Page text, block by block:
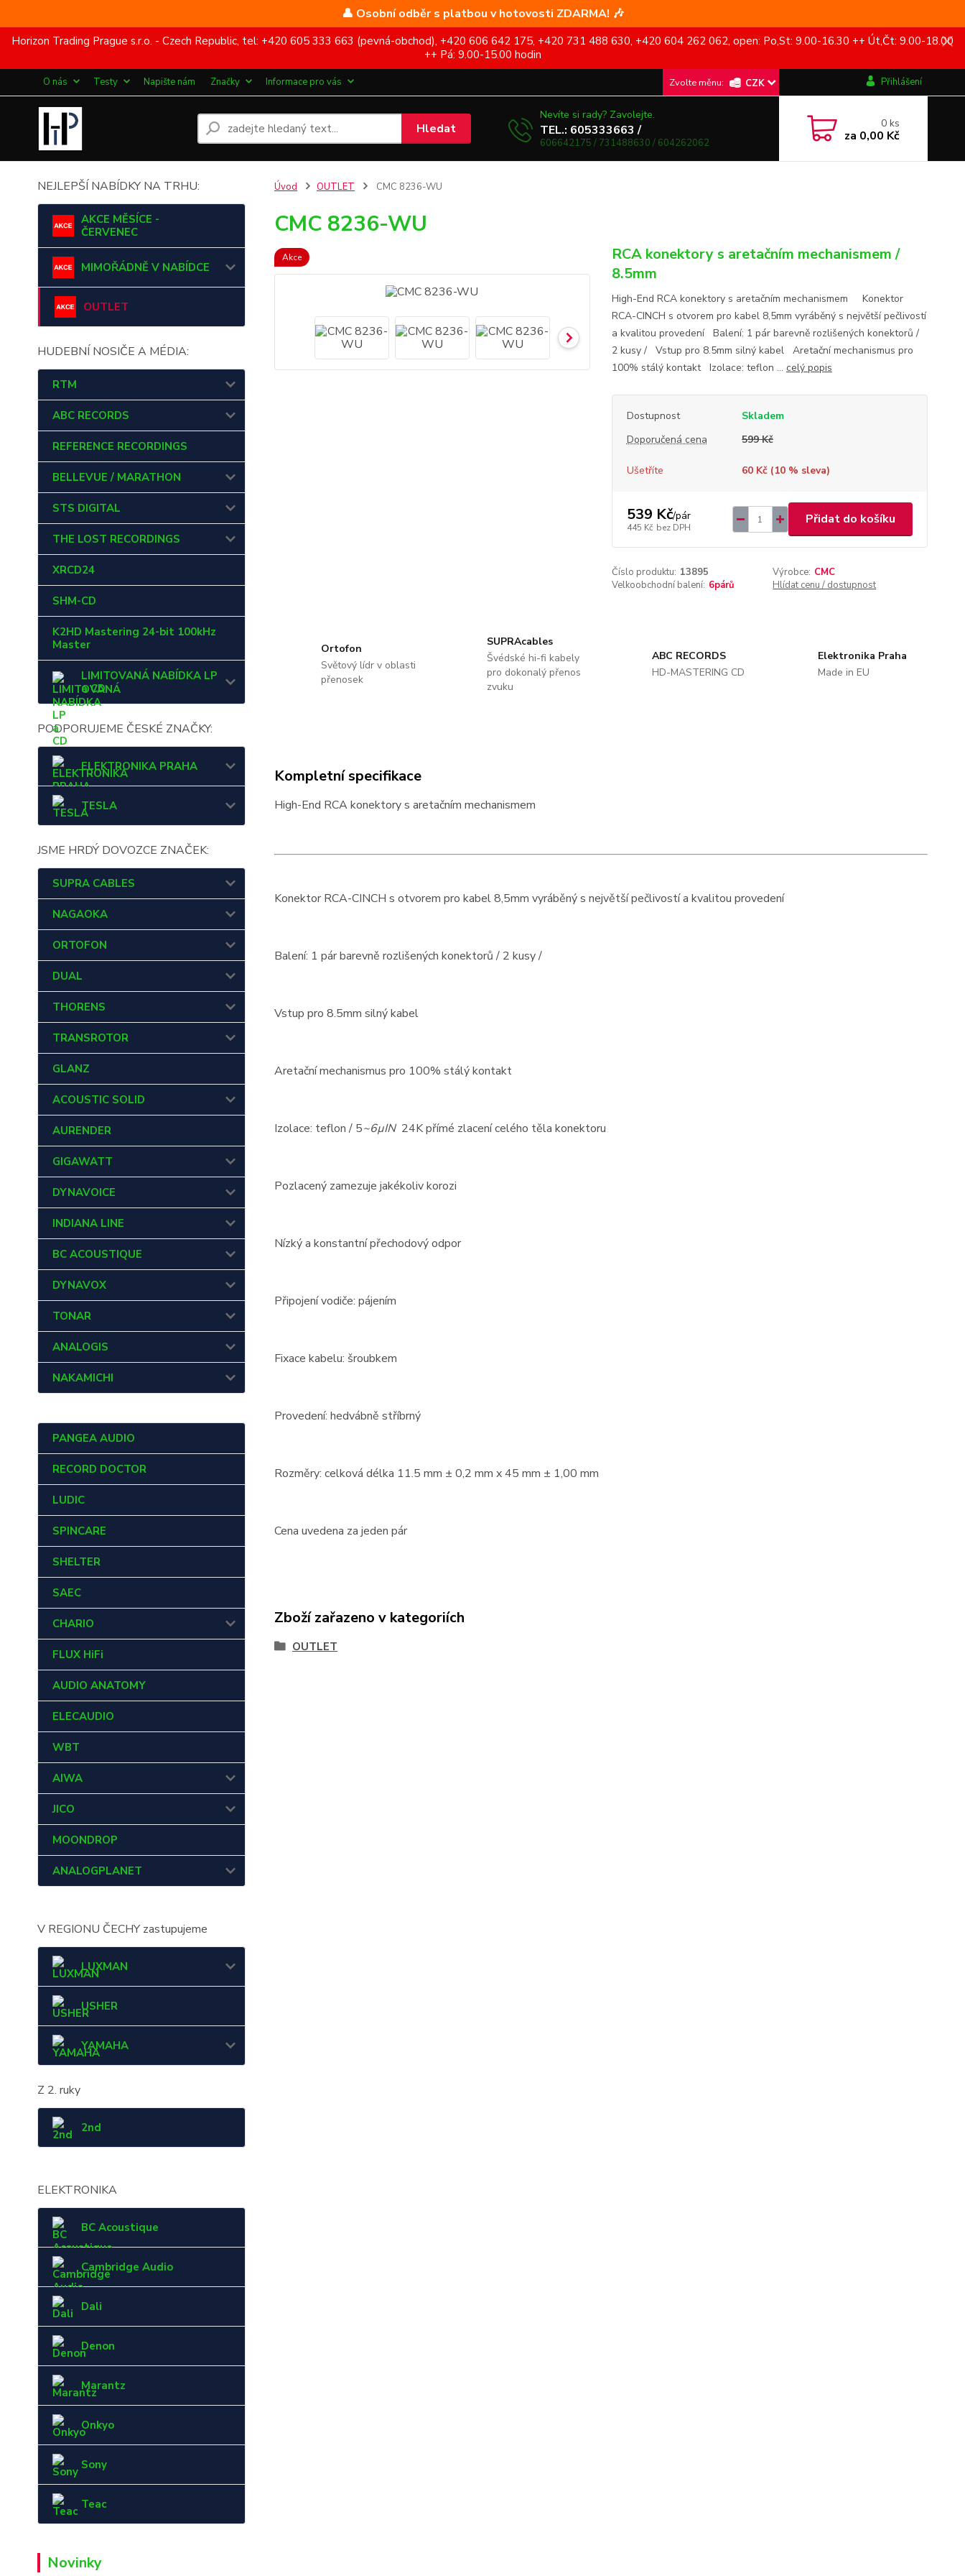
👤 Osobní odběr s platbou v hotovosti ZDARMA! 🎶
Horizon Trading Prague s.r.o. - Czech Republic, tel: +420 605 333 663 (pevná-obchod), +420 606 642 175, +420 731 488 630, +420 604 262 062, open: Po,St: 9.00-16.30 ++ Út,Čt: 9.00-18.00
++ Pá: 9.00-15.00 hodin
O nás Testy Napište nám Značky Informace pro vás CZK Přihlášení
Hledat
Nevíte si rady? Zavolejte.
TEL.: 605333663 /
606642175 / 731488630 / 604262062
0ks
za 0,00 Kč
NEJLEPŠÍ NABÍDKY NA TRHU:
AKCE MĚSÍCE -
ČERVENEC
MIMOŘÁDNĚ V NABÍDCE
OUTLET
HUDEBNÍ NOSIČE A MÉDIA:
RTM
ABC RECORDS
REFERENCE RECORDINGS
BELLEVUE / MARATHON
STS DIGITAL
THE LOST RECORDINGS
XRCD24
SHM-CD
K2HD Mastering 24-bit 100kHz
Master
LIMITOVANÁ NABÍDKA LP
a CD
PODPORUJEME ČESKÉ ZNAČKY:
ELEKTRONIKA PRAHA
TESLA
JSME HRDÝ DOVOZCE ZNAČEK:
SUPRA CABLES
NAGAOKA
ORTOFON
DUAL
THORENS
TRANSROTOR
GLANZ
ACOUSTIC SOLID
AURENDER
GIGAWATT
DYNAVOICE
INDIANA LINE
BC ACOUSTIQUE
DYNAVOX
TONAR
ANALOGIS
NAKAMICHI
PANGEA AUDIO
RECORD DOCTOR
LUDIC
SPINCARE
SHELTER
SAEC
CHARIO
FLUX HiFi
AUDIO ANATOMY
ELECAUDIO
WBT
AIWA
JICO
MOONDROP
ANALOGPLANET
V REGIONU ČECHY zastupujeme
LUXMAN
USHER
YAMAHA
Z 2. ruky
2nd
ELEKTRONIKA
BC Acoustique
Cambridge Audio
Dali
Denon
Marantz
Onkyo
Sony
Teac
Novinky
Úvod OUTLET CMC 8236-WU
CMC 8236-WU
Akce
RCA konektory s aretačním mechanismem /
8.5mm
High-End RCA konektory s aretačním mechanismem Konektor
RCA-CINCH s otvorem pro kabel 8,5mm vyráběný s největší pečlivostí
a kvalitou provedení Balení: 1 pár barevně rozlišených konektorů /
2 kusy / Vstup pro 8.5mm silný kabel Aretační mechanismus pro
100% stálý kontakt Izolace: teflon ... celý popis
Dostupnost
Skladem
Doporučená cena
599 Kč
Ušetříte 60 Kč (10% sleva)
539 Kč/pár
445 Kč bez DPH
Přidat do košíku
Číslo produktu: 13895 Výrobce: CMC
Velkoobchodní balení: 6párů Hlídat cenu / dostupnost
Ortofon
Světový lídr v oblasti
přenosek
SUPRAcables
Švédské hi-fi kabely
pro dokonalý přenos
zvuku
ABC RECORDS
HD-MASTERING CD
Elektronika Praha
Made in EU
Kompletní specifikace
High-End RCA konektory s aretačním mechanismem
Konektor RCA-CINCH s otvorem pro kabel 8,5mm vyráběný s největší pečlivostí a kvalitou provedení
Balení: 1 pár barevně rozlišených konektorů / 2 kusy /
Vstup pro 8.5mm silný kabel
Aretační mechanismus pro 100% stálý kontakt
Izolace: teflon / 5~6µIN 24K přímé zlacení celého těla konektoru
Pozlacený zamezuje jakékoliv korozi
Nízký a konstantní přechodový odpor
Připojení vodiče: pájením
Fixace kabelu: šroubkem
Provedení: hedvábně stříbrný
Rozměry: celková délka 11.5 mm ± 0,2 mm x 45 mm ± 1,00 mm
Cena uvedena za jeden pár
Zboží zařazeno v kategoriích
OUTLET